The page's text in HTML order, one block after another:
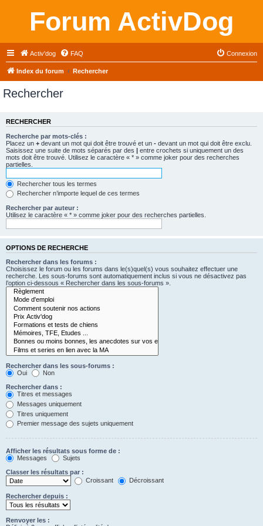
Forum ActivDog
Activ'dog FAQ Connexion
Index du forum Rechercher
Rechercher
RECHERCHER
Recherche par mots-clés :
Placez un + devant un mot qui doit être trouvé et un - devant un mot qui doit être exclu.
Saisissez une suite de mots séparés par des | entre crochets si uniquement un des
mots doit être trouvé. Utilisez le caractère « * » comme joker pour des recherches
partielles.
Rechercher tous les termes
Rechercher n’importe lequel de ces termes
Rechercher par auteur :
Utilisez le caractère « * » comme joker pour des recherches partielles.
OPTIONS DE RECHERCHE
Rechercher dans les forums :
Choisissez le forum ou les forums dans le(s)quel(s) vous souhaitez effectuer une
recherche. Les sous-forums sont automatiquement inclus si vous ne désactivez pas
l’option ci-dessous « Rechercher dans les sous-forums ».
Rechercher dans les sous-forums :
Oui
Non
Rechercher dans :
Titres et messages
Messages uniquement
Titres uniquement
Premier message des sujets uniquement
Afficher les résultats sous forme de :
Messages
Sujets
Classer les résultats par :
Croissant
Décroissant
Rechercher depuis :
Renvoyer les :